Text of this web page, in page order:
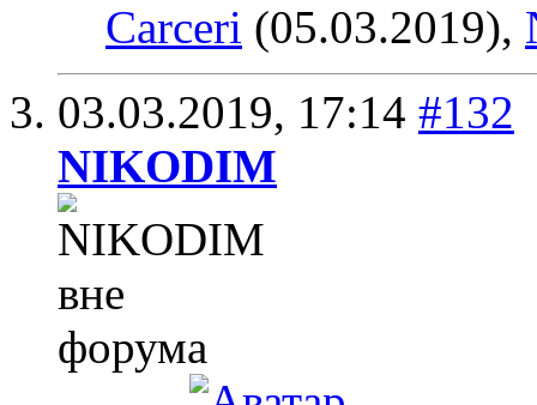
Carceri (05.03.2019),
03.03.2019, 17:14 #132
NIKODIM